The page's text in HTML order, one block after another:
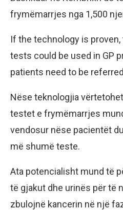
frymëmarrjes nga 1,500
If the technology is
tests could be used in GP
patients need to be
Nëse teknologjia
testet e frymëmarrjes
vendosur nëse pacientët
më shumë teste.
Ata potencialisht mund të
të gjakut dhe urinës për të
zbulojnë kancerin në një